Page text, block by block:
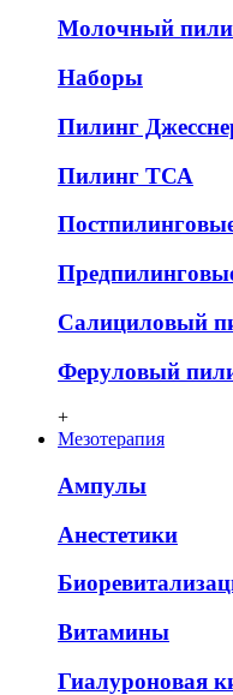
Молочный
Наборы
Пилинг
Пилинг ТСА
Салициловый
Феруловый
+
Мезотерапия
Ампулы
Анестетики
Витамины
Гиалуроновая